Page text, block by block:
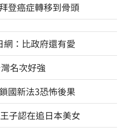
登癌症轉移到骨頭
：比政府還有愛
名次好強
國新法3恐怖後果
子認在追日本美女